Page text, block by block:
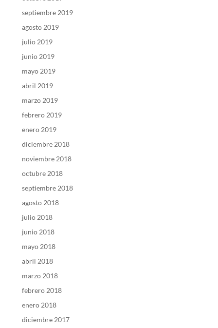
septiembre 2019
agosto 2019
julio 2019
junio 2019
mayo 2019
abril 2019
marzo 2019
febrero 2019
enero 2019
diciembre 2018
noviembre 2018
octubre 2018
septiembre 2018
agosto 2018
julio 2018
junio 2018
mayo 2018
abril 2018
marzo 2018
febrero 2018
enero 2018
diciembre 2017